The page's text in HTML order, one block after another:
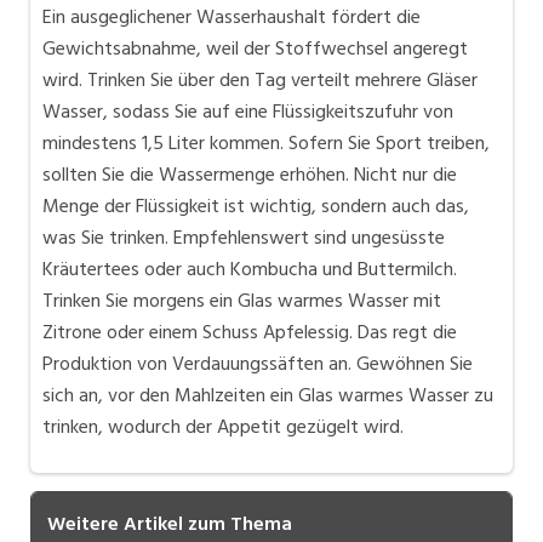
Ein ausgeglichener Wasserhaushalt fördert die
Gewichtsabnahme, weil der Stoffwechsel angeregt
wird. Trinken Sie über den Tag verteilt mehrere Gläser
Wasser, sodass Sie auf eine Flüssigkeitszufuhr von
mindestens 1,5 Liter kommen. Sofern Sie Sport treiben,
sollten Sie die Wassermenge erhöhen. Nicht nur die
Menge der Flüssigkeit ist wichtig, sondern auch das,
was Sie trinken. Empfehlenswert sind ungesüsste
Kräutertees oder auch Kombucha und Buttermilch.
Trinken Sie morgens ein Glas warmes Wasser mit
Zitrone oder einem Schuss Apfelessig. Das regt die
Produktion von Verdauungssäften an. Gewöhnen Sie
sich an, vor den Mahlzeiten ein Glas warmes Wasser zu
trinken, wodurch der Appetit gezügelt wird.
Weitere Artikel zum Thema